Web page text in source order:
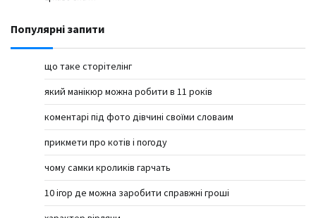
Популярні запити
що таке сторітелінг
який манікюр можна робити в 11 років
коментарі під фото дівчині своїми словаим
прикмети про котів і погоду
чому самки кроликів гарчать
10 ігор де можна заробити справжні гроші